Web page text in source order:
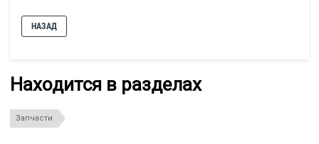
НАЗАД
Находится в разделах
Запчасти